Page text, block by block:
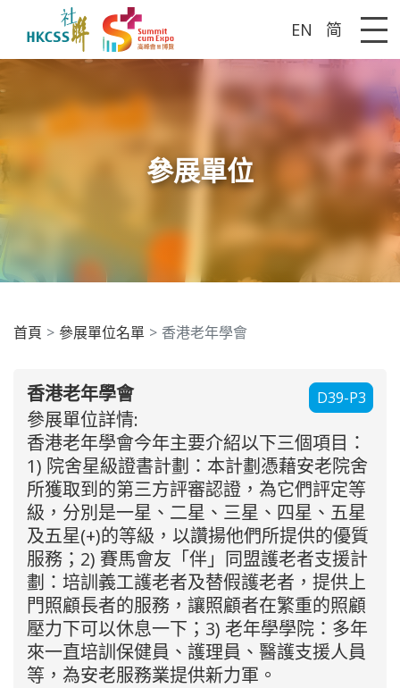
EN 简
參展單位
首頁 參展單位名單 香港老年學會
D39-P3
香港老年學會
參展單位詳情:
香港老年學會今年主要介紹以下三個項目：
1) 院舍星級證書計劃：本計劃憑藉安老院舍
所獲取到的第三方評審認證，為它們評定等
級，分別是一星、二星、三星、四星、五星
及五星(+)的等級，以讚揚他們所提供的優質
服務；2) 賽馬會友「伴」同盟護老者支援計
劃：培訓義工護老者及替假護老者，提供上
門照顧長者的服務，讓照顧者在繁重的照顧
壓力下可以休息一下；3) 老年學學院：多年
來一直培訓保健員、護理員、醫護支援人員
等，為安老服務業提供新力軍。